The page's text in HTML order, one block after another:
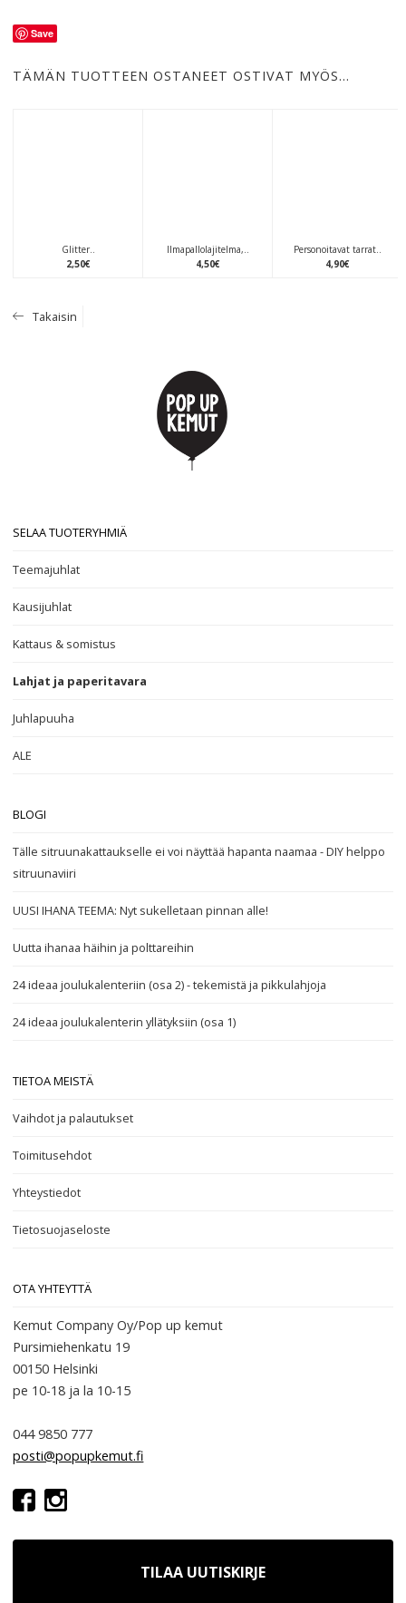
Save
TÄMÄN TUOTTEEN OSTANEET OSTIVAT MYÖS…
Glitter..
2,50€
Ilmapallolajitelma,..
4,50€
Personoitavat tarrat..
4,90€
Takaisin
SELAA TUOTERYHMIÄ
Teemajuhlat
Kausijuhlat
Kattaus & somistus
Lahjat ja paperitavara
Juhlapuuha
ALE
BLOGI
Tälle sitruunakattaukselle ei voi näyttää hapanta naamaa - DIY helppo
sitruunaviiri
UUSI IHANA TEEMA: Nyt sukelletaan pinnan alle!
Uutta ihanaa häihin ja polttareihin
24 ideaa joulukalenteriin (osa 2) - tekemistä ja pikkulahjoja
24 ideaa joulukalenterin yllätyksiin (osa 1)
TIETOA MEISTÄ
Vaihdot ja palautukset
Toimitusehdot
Yhteystiedot
Tietosuojaseloste
OTA YHTEYTTÄ
Kemut Company Oy/Pop up kemut
Pursimiehenkatu 19
00150 Helsinki
pe 10-18 ja la 10-15
044 9850 777
posti@popupkemut.fi
TILAA UUTISKIRJE